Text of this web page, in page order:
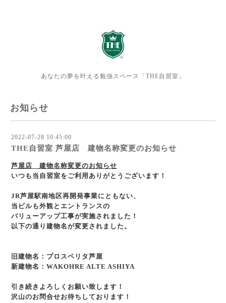
あなたの夢を叶える勉強スペース「THE自習室」
お知らせ
2022-07-28 10:45:00
THE自習室 芦屋店 建物名称変更のお知らせ
芦屋店 建物名称変更のお知らせ
いつも当自習室をご利用ありがとうございます！
JR芦屋駅南地区再開発事業にともない、
当ビルも外観とエントランスの
バリューアップ工事が実施されました！
以下の通り建物名が変更されました。
旧建物名：プロスペリタ芦屋
新建物名：WAKOHRE ALTE ASHIYA
引き続きよろしくお願い致します！
沢山のお問合せお待ちしております！